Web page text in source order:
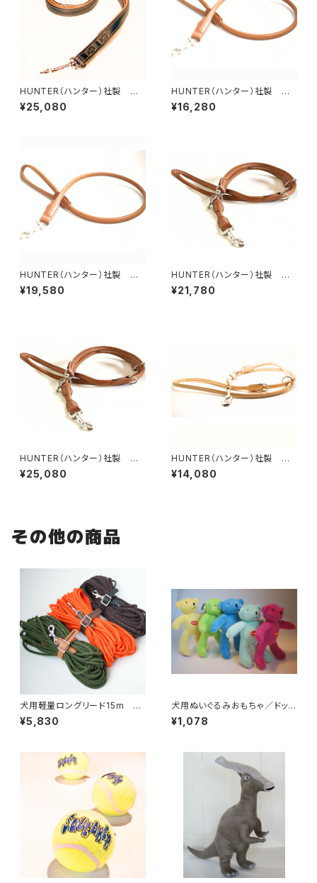
HUNTER（ハンター）社製 犬
用カナディアン・エルクレザー3
wayリード【200cm・リード幅2
¥25,080
HUNTER（ハンター）社製 犬
用エルクレザー丸め革リード【1
00cm・リード直径8mm】
¥16,280
HUNTER（ハンター）社製 犬
用エルクレザー丸め革リード【1
00cm・リード直径1cm】
¥19,580
HUNTER（ハンター）社製 犬
用エルクレザー丸め革3wayリ
ード【200cm・リード直径8m
¥21,780
HUNTER（ハンター）社製 犬
用エルクレザー丸め革3wayリ
ード【200cm・ リード直径1c
¥25,080
HUNTER（ハンター）社製 犬
用丸めレザーの3wayリード【2
00cm・リード直径8mm】
¥14,080
その他の商品
犬用軽量ロングリード15m
（超小型犬・小型犬向け）【受注
製作】LOVE&PEACE&DOGS
¥5,830
犬用ぬいぐるみおもちゃ／ドッグ
トイズ・カラフルベアー
¥1,078